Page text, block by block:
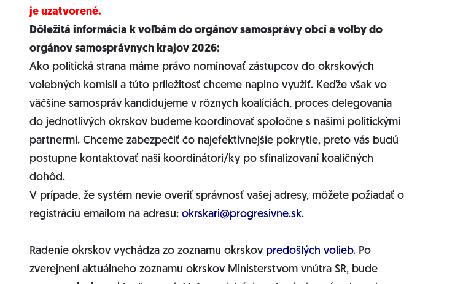
je uzatvorené.
Dôležitá informácia k voľbám do orgánov samosprávy obcí a voľby do
orgánov samosprávnych krajov 2026:
Ako politická strana máme právo nominovať zástupcov do okrskových
volebných komisií a túto príležitosť chceme naplno využiť. Keďže však vo
väčšine samospráv kandidujeme v rôznych koalíciách, proces delegovania
do jednotlivých okrskov budeme koordinovať spoločne s našimi politickými
partnermi. Chceme zabezpečiť čo najefektívnejšie pokrytie, preto vás budú
postupne kontaktovať naši koordinátori/ky po sfinalizovaní koaličných
dohôd.
V prípade, že systém nevie overiť správnosť vašej adresy, môžete požiadať o
registráciu emailom na adresu: okrskari@progresivne.sk.
Radenie okrskov vychádza zo zoznamu okrskov predošlých volieb. Po
zverejnení aktuálneho zoznamu okrskov Ministerstvom vnútra SR, bude